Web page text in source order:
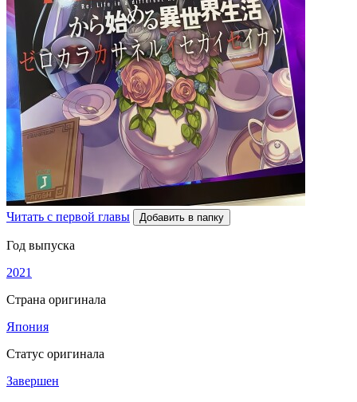
Читать с первой главы Добавить в папку
Год выпуска
2021
Страна оригинала
Япония
Статус оригинала
Завершен